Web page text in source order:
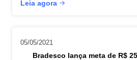
Leia agora
05/05/2021
Bradesco lança meta de R$